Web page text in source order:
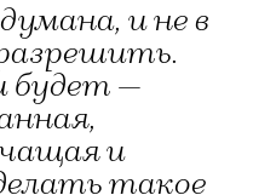
и не в
будет —
и
такое